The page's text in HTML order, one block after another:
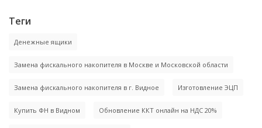
Теги
Денежные ящики
Замена фискального накопителя в Москве и Московской области
Замена фискального накопителя в г. Видное Изготовление ЭЦП
Купить ФН в Видном Обновление ККТ онлайн на НДС 20%